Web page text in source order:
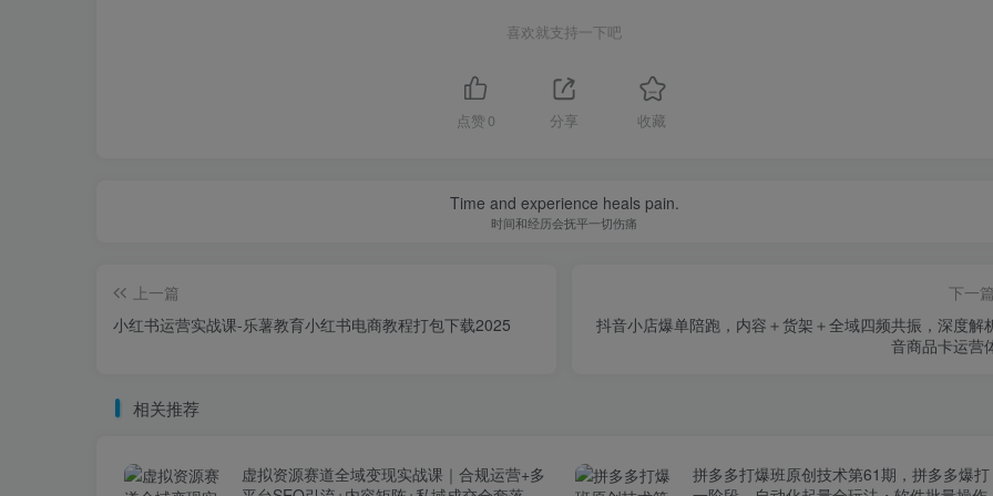
喜欢就支持一下吧
点赞 0 分享 收藏
Time and experience heals pain.
时间和经历会抚平一切伤痛
上一篇
小红书运营实战课-乐薯教育小红书电商教程打包下载2025
下一篇
抖音小店爆单陪跑，内容＋货架＋全域四频共振，深度解
音商品卡运营
相关推荐
虚拟资源赛道全域变现实战课｜合规运营+多
拼多多打爆班原创技术第61期，拼多多爆打